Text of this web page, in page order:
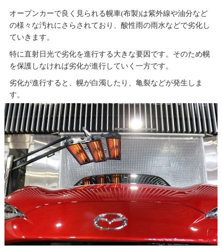
オープンカーで良く見られる幌車(布製)は紫外線や油分など
の様々な汚れにさらされており、酸性雨の雨水などで劣化し
ていきます。
特に直射日光で劣化を進行する大きな要因です。そのため幌
を保護しなければ劣化が進行していく一方です。
劣化が進行すると、幌が白濁したり、亀裂などが発生しま
す。